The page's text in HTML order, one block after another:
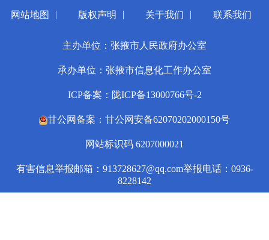
网站地图 | 版权声明 | 关于我们 | 联系我们
主办单位：张掖市人民政府办公室
承办单位：张掖市信息化工作办公室
ICP备案：陇ICP备13000766号-2
甘公网备案：甘公网安备62070202000150号
网站标识码 6207000021
有害信息举报邮箱：913728627@qq.com举报电话：0936-
8228142